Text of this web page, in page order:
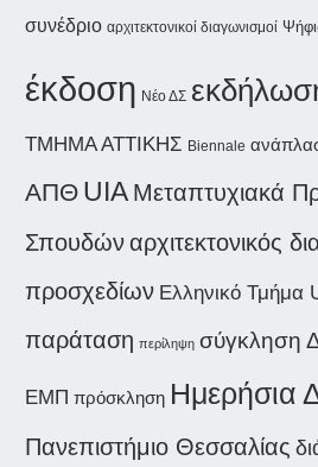
συνέδριο αρχιτεκτονικοί διαγωνισμοί
έκδοση Νέο ΔΣ
ΤΜΗΜΑ ΑΤΤΙΚΗΣ Biennale
ΑΠΘ UIA Μεταπτυχιακά
Σπουδώναρχιτεκτονικός
προσχεδίων Ελληνικό Τμήμα
παράταση περίληψη σύγκληση
ΕΜΠ πρόσκληση Ημερήσια
Πανεπιστήμιο Θεσσαλίας